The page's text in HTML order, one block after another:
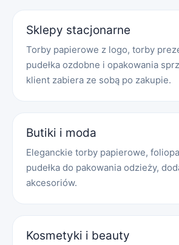
Sklepy stacjonarne
Torby papierowe z logo, torby
pudełka ozdobne i opakowania
klient zabiera ze sobą po zakupie.
Butiki i moda
Eleganckie torby papierowe,
pudełka do pakowania odzieży,
akcesoriów.
Kosmetyki i beauty